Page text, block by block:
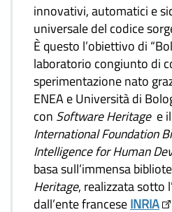
innovativi, automatici e
universale del codice
È questo l’obiettivo di
laboratorio congiunto di
sperimentazione nato
ENEA e Università di
con Software Heritagee il
International Foundation
Intelligence for Human
basa sull’immensa
Heritage, realizzata sotto
dall’ente franceseINRIA